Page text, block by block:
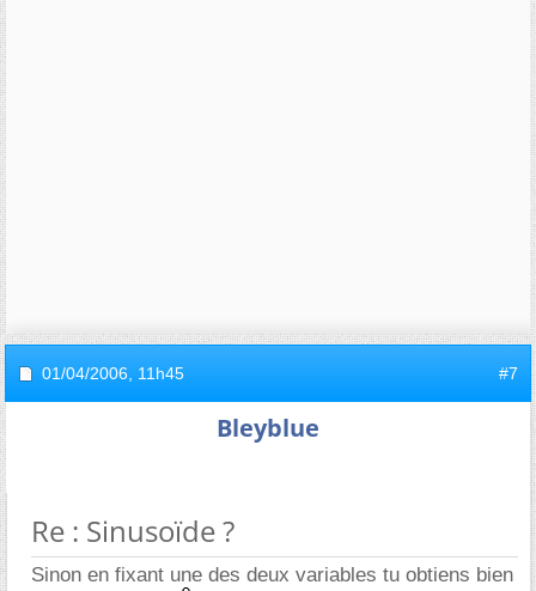
01/04/2006, 11h45 #7
Bleyblue
Re : Sinusoïde ?
Sinon en fixant une des deux variables tu obtiens bien